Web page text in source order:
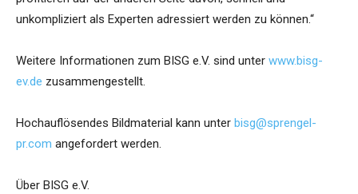
unkompliziert als Experten adressiert werden zu können.“
Weitere Informationen zum BISG e.V. sind unter www.bisg-
ev.de zusammengestellt.
Hochauflösendes Bildmaterial kann unter bisg@sprengel-
pr.com angefordert werden.
Über BISG e.V.